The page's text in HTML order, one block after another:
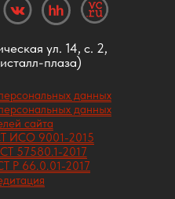
данных
данных
сайта
ИСО 9001-2015
57580.1-2017
Р 66.0.01-2017
ул. 14, с. 2,
плаза)